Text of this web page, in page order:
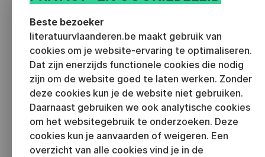
kinderen en jongeren.
Auteurslezingen
kunnen ook
leerkrachten en andere leesbegeleiders inspireren
als effectieve taal- en leesbevorderaars.
6. Kwaliteitsvolle literatuur in de klas
Een gevarieerd boekenaanbod met rijke teksten is
een essentiële bouwsteen voor sterke taal- en
leesontwikkeling. Binnen het project Ieder kind
Beste bezoeker
literatuurvlaanderen.be maakt gebruik van
cookies om je website-ervaring te optimaliseren.
Dat zijn enerzijds functionele cookies die nodig
zijn om de website goed te laten werken. Zonder
deze cookies kun je de website niet gebruiken.
Daarnaast gebruiken we ook analytische cookies
om het websitegebruik te onderzoeken. Deze
cookies kun je aanvaarden of weigeren. Een
overzicht van alle cookies vind je in de